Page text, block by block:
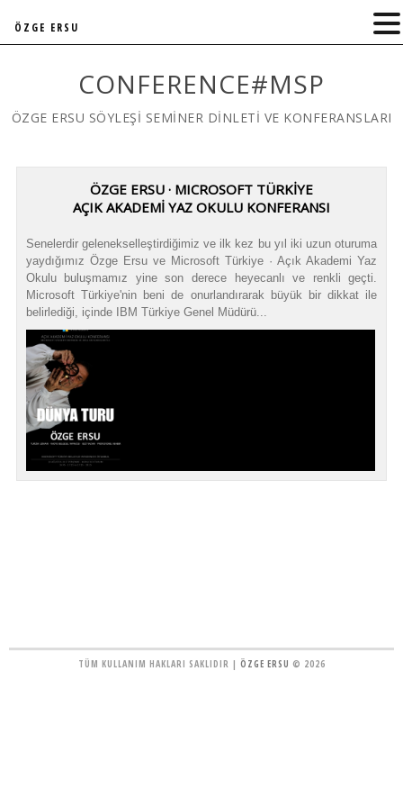
CONFERENCE#MSP
ÖZGE ERSU SÖYLEŞİ SEMİNER DİNLETİ VE KONFERANSLARI
ÖZGE ERSU · MICROSOFT TÜRKİYE
AÇIK AKADEMİ YAZ OKULU KONFERANSI
Senelerdir gelenekselleştirdiğimiz ve ilk kez bu yıl iki uzun oturuma
yaydığımız Özge Ersu ve Microsoft Türkiye · Açık Akademi Yaz
Okulu buluşmamız yine son derece heyecanlı ve renkli geçti.
Microsoft Türkiye'nin beni de onurlandırarak büyük bir dikkat ile
belirlediği, içinde IBM Türkiye Genel Müdürü...
TÜM KULLANIM HAKLARI SAKLIDIR | ÖZGE ERSU © 2026
ÖZGE ERSU